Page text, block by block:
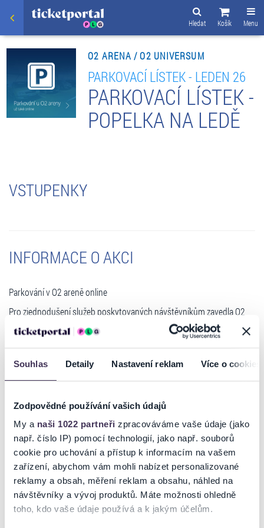
Souhlas Detaily Nastavení reklam Více o cookies
Zodpovědné používání vašich údajů
My a naši 1022 partneři zpracováváme vaše údaje (jako
např. číslo IP) pomocí technologií, jako např. souborů
cookie pro uchování a přístup k informacím na vašem
zařízení, abychom vám mohli nabízet personalizované
reklamy a obsah, měření reklam a obsahu, náhled na
návštěvníky a vývoj produktů. Máte možnosti ohledně
toho, kdo vaše údaje používá a k jakým účelům.
Menu
Košík
Hledat
O2 ARENA / O2 UNIVERSUM
PARKOVACÍ LÍSTEK - LEDEN 26
PARKOVACÍ LÍSTEK -
POPELKA NA LEDĚ
VSTUPENKY
INFORMACE O AKCI
Parkování v O2 areně online
Pro zjednodušení služeb poskytovaných návštěvníkům zavedla O2
arena spolu s prodejcem vstupenek Ticketportal možnost online
nákupu parkování. Nově si tak kupující vstupenek na akce do O2
areny mohou objednat i parkovací lístek. Jak si tedy návštěvník v
klidu a pohodlně zajistí místo v Parkovacím domu O2 areny hned
- při objednání lístků online vám systém na
rovnou nabídne na příslušnou akci i možnost koupit si parkování
- s vytisknutou vstupenkou se vám vytiskne i parkovací lístek
- ten pak při vjezdu do Parkovacího domu a po akci při výjezdu
nastavte čárovým kódem na snímač u závory.
UPOZORNĚNÍ: parkovací lístek po vjezdu nevyhazujte, musíte si jej
ponechat i pro výjezd, doporučujeme uschovat si lístek v autě!
Číst více
Ticketportal je zárukou pravosti vstupenek